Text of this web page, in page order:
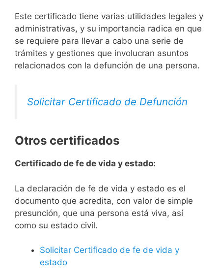
Este certificado tiene varias utilidades legales y
administrativas, y su importancia radica en que
se requiere para llevar a cabo una serie de
trámites y gestiones que involucran asuntos
relacionados con la defunción de una persona.
Solicitar Certificado de Defunción
Otros certificados
Certificado de fe de vida y estado:
La declaración de fe de vida y estado es el
documento que acredita, con valor de simple
presunción, que una persona está viva, así
como su estado civil.
Solicitar Certificado de fe de vida y
estado